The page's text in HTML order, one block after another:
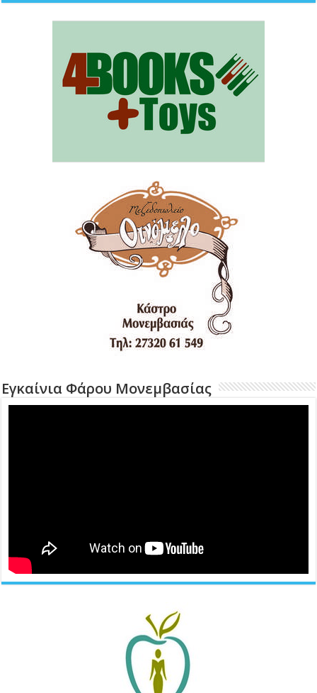
Εγκαίνια Φάρου Μονεμβασίας